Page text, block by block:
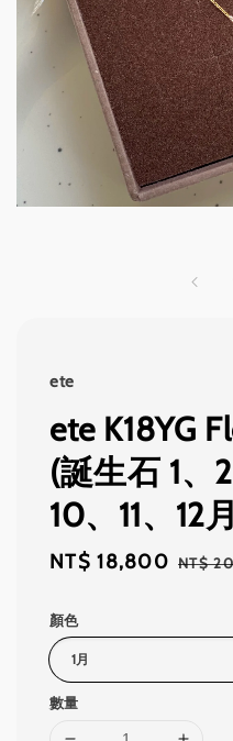
ete
ete K18YG
(誕生石 1、
10、11、12
Sale
NT$ 18,800 NT$
顏色
數量